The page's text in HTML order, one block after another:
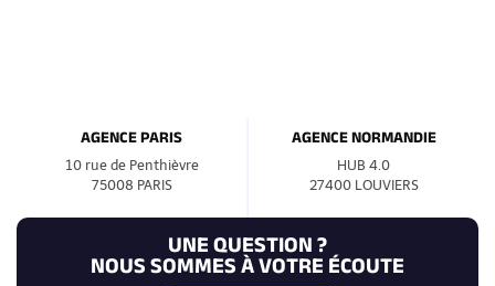
AGENCE PARIS
10 rue de Penthièvre
75008 PARIS
AGENCE NORMANDIE
HUB 4.0
27400 LOUVIERS
UNE QUESTION ?
NOUS SOMMES À VOTRE ÉCOUTE